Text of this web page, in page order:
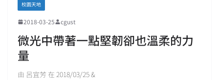
校園天地
2018-03-25 cgust
微光中帶著一點堅韌卻也溫柔的力
量
由 呂宜芳 在 2018/03/25 &